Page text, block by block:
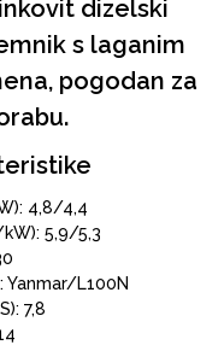
dizelski
s laganim
pogodan za
4,8/4,4
5,9/5,3
L100N
7,8